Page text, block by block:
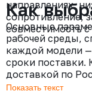
направлениях,
сопротивление,
совместимость
Как
Основные
рабочей среды,
каждой модели
сроки поставки.
доставкой по